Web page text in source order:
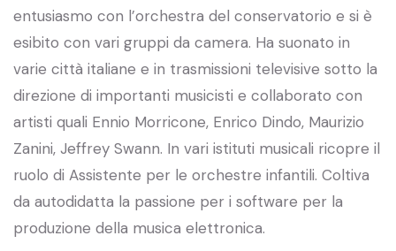
entusiasmo con l’orchestra del conservatorio e si è
esibito con vari gruppi da camera. Ha suonato in
varie città italiane e in trasmissioni televisive sotto la
direzione di importanti musicisti e collaborato con
artisti quali Ennio Morricone, Enrico Dindo, Maurizio
Zanini, Jeffrey Swann. In vari istituti musicali ricopre il
ruolo di Assistente per le orchestre infantili. Coltiva
da autodidatta la passione per i software per la
produzione della musica elettronica.